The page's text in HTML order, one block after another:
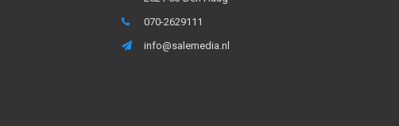
070-2629111
info@salemedia.nl